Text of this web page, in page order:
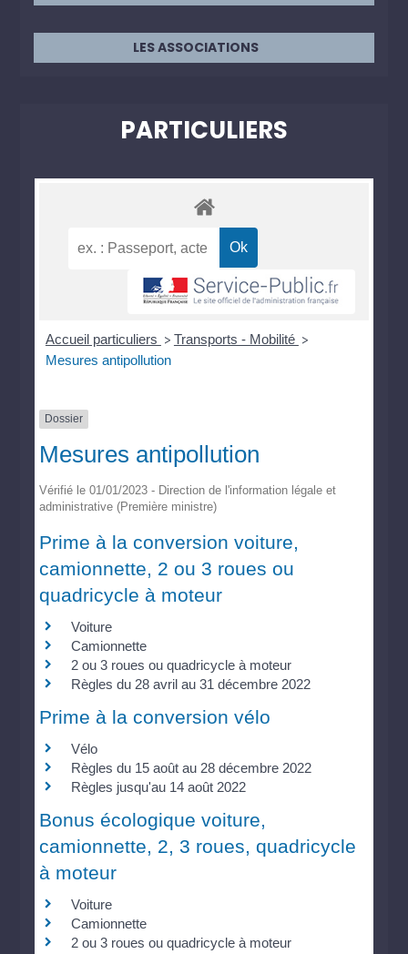
LES ASSOCIATIONS
PARTICULIERS
Accueil particuliers > Transports - Mobilité >
Mesures antipollution
Dossier
Mesures antipollution
Vérifié le 01/01/2023 - Direction de l'information légale et
administrative (Première ministre)
Prime à la conversion voiture,
camionnette, 2 ou 3 roues ou
quadricycle à moteur
Voiture
Camionnette
2 ou 3 roues ou quadricycle à moteur
Règles du 28 avril au 31 décembre 2022
Prime à la conversion vélo
Vélo
Règles du 15 août au 28 décembre 2022
Règles jusqu'au 14 août 2022
Bonus écologique voiture,
camionnette, 2, 3 roues, quadricycle
à moteur
Voiture
Camionnette
2 ou 3 roues ou quadricycle à moteur